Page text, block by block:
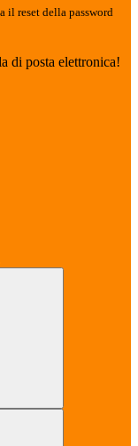
il reset della password
di posta elettronica!